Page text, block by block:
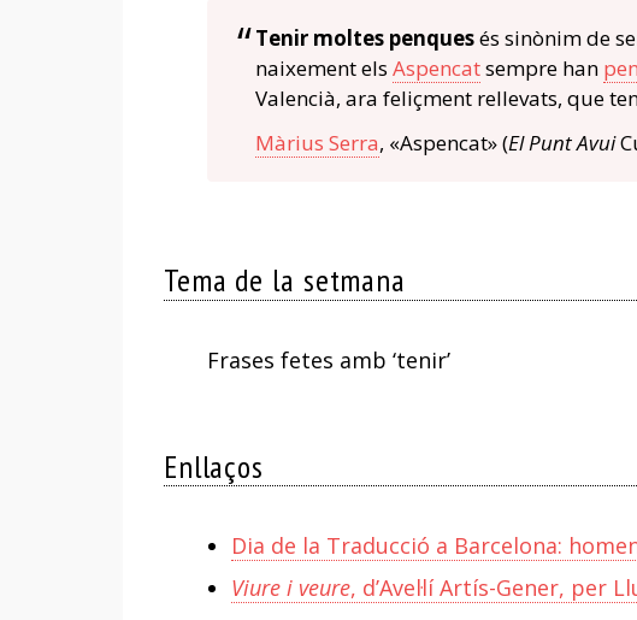
Tenir moltes penquesés sinònim de
naixement els Aspencatsempre han
Valencià, ara feliçment rellevats, que
Màrius Serra, «Aspencat» (El Punt Avui
Tema de la setmana
Frases fetes amb ‘tenir’
Enllaços
Dia de la Traducció a Barcelona:
Viure i veure, d’Avel·lí Artís-Gener, per